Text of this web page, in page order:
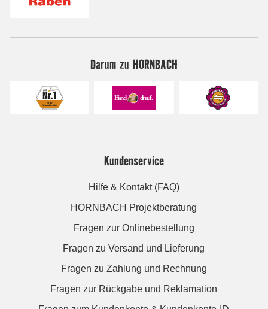
Darum zu HORNBACH
Kundenservice
Hilfe & Kontakt (FAQ)
HORNBACH Projektberatung
Fragen zur Onlinebestellung
Fragen zu Versand und Lieferung
Fragen zu Zahlung und Rechnung
Fragen zur Rückgabe und Reklamation